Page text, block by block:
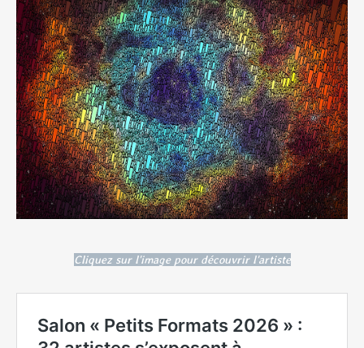
Cliquez sur l'image pour découvrir l'artiste